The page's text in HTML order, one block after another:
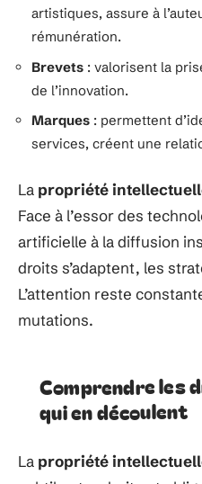
artistiques, assure à
rémunération.
Brevets : valorisent la
de l’innovation.
Marques : permettent
services, créent une
La propriété
Face à l’essor des
artificielle à la diffusion
droits s’adaptent, les
L’attention reste
mutations.
Comprendre les
qui en découlent
La propriété